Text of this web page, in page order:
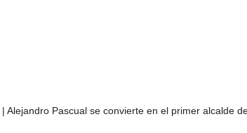
| Alejandro Pascual se convierte en el primer alcalde